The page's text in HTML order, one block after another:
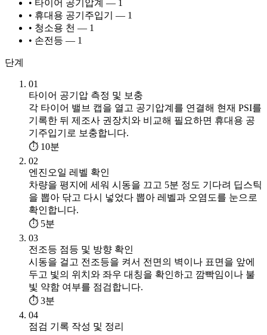
• 타이어 공기압계 — 1
• 휴대용 공기주입기 — 1
• 청소용 천 — 1
• 손전등 — 1
단계
01
타이어 공기압 측정 및 보충
각 타이어 밸브 캡을 열고 공기압계를 연결해 현재 PSI를
기록한 뒤 제조사 권장치와 비교해 필요하면 휴대용 공
기주입기로 보충합니다.
⏱ 10분
02
엔진오일 레벨 확인
차량을 평지에 세워 시동을 끄고 5분 정도 기다려 딥스틱
을 뽑아 닦고 다시 넣었다 뽑아 레벨과 오염도를 눈으로
확인합니다.
⏱ 5분
03
전조등 점등 및 방향 확인
시동을 걸고 전조등을 켜서 전면의 벽이나 표면을 앞에
두고 빛의 위치와 좌우 대칭을 확인하고 깜빡임이나 불
빛 약함 여부를 점검합니다.
⏱ 3분
04
점검 기록 작성 및 정리